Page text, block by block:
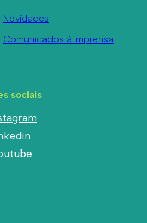
Novidades
Comunicados à Imprensa
sociais